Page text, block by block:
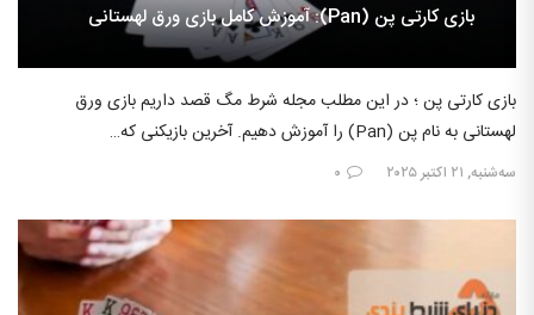
بازی کارتی پن (Pan): آموزش کامل بازی ورق لهستانی
بازی کارتی پن ؛ در این مطلب مجله شرط مگ قصد داریم بازی ورق
لهستانی به نام پن (Pan) را آموزش دهیم. آخرین بازیکنی که…
سه‌شنبه, ۲۱ اکتبر ۲۰۲۵ ۰